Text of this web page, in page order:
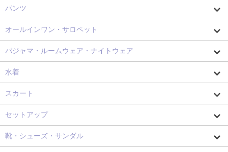
パンツ
オールインワン・サロペット
パジャマ・ルームウェア・ナイトウェア
水着
スカート
セットアップ
靴・シューズ・サンダル